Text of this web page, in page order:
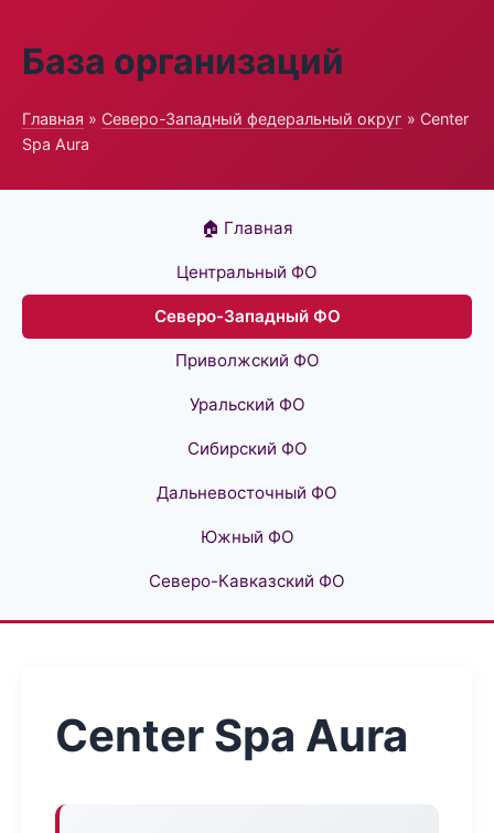
База организаций
Главная » Северо-Западный федеральный округ » Center
Spa Aura
🏠 Главная
Центральный ФО
Северо-Западный ФО
Приволжский ФО
Уральский ФО
Сибирский ФО
Дальневосточный ФО
Южный ФО
Северо-Кавказский ФО
Center Spa Aura